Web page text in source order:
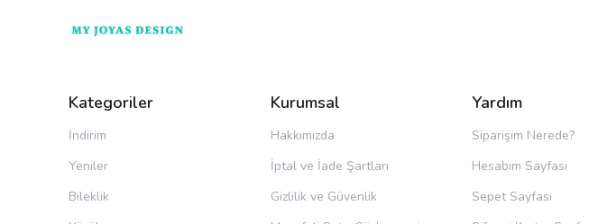
Kategoriler
İndirim
Yeniler
Bileklik
Kurumsal
Hakkımızda
İptal ve İade Şartları
Gizlilik ve Güvenlik
Yardım
Siparişim Nerede?
Hesabım Sayfası
Sepet Sayfası